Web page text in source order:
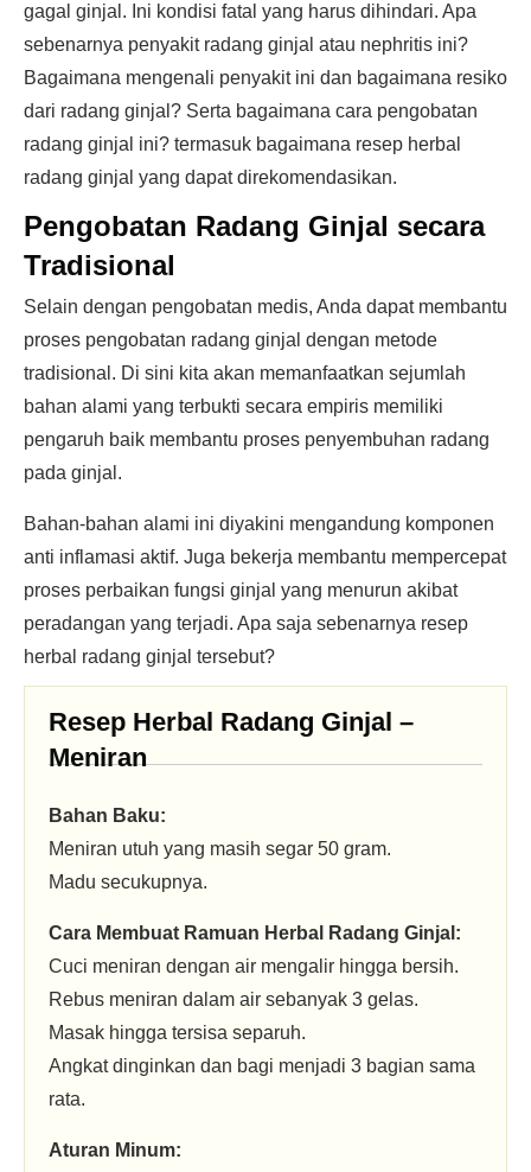
gagal ginjal. Ini kondisi fatal yang harus dihindari. Apa
sebenarnya penyakit radang ginjal atau nephritis ini?
Bagaimana mengenali penyakit ini dan bagaimana resiko
dari radang ginjal? Serta bagaimana cara pengobatan
radang ginjal ini? termasuk bagaimana resep herbal
radang ginjal yang dapat direkomendasikan.
Pengobatan Radang Ginjal secara
Tradisional
Selain dengan pengobatan medis, Anda dapat membantu
proses pengobatan radang ginjal dengan metode
tradisional. Di sini kita akan memanfaatkan sejumlah
bahan alami yang terbukti secara empiris memiliki
pengaruh baik membantu proses penyembuhan radang
pada ginjal.
Bahan-bahan alami ini diyakini mengandung komponen
anti inflamasi aktif. Juga bekerja membantu mempercepat
proses perbaikan fungsi ginjal yang menurun akibat
peradangan yang terjadi. Apa saja sebenarnya resep
herbal radang ginjal tersebut?
Resep Herbal Radang Ginjal –
Meniran
Bahan Baku:
Meniran utuh yang masih segar 50 gram.
Madu secukupnya.
Cara Membuat Ramuan Herbal Radang Ginjal:
Cuci meniran dengan air mengalir hingga bersih.
Rebus meniran dalam air sebanyak 3 gelas.
Masak hingga tersisa separuh.
Angkat dinginkan dan bagi menjadi 3 bagian sama
rata.
Aturan Minum: